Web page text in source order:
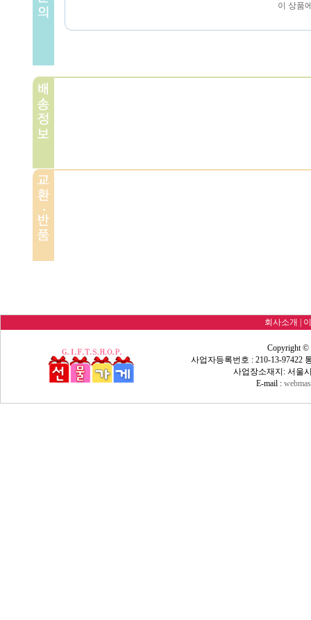
이 상품
회사소개
Copyright ©
사업자등록번호 : 210-13-97422
사업장소재지: 서울
E-mail :